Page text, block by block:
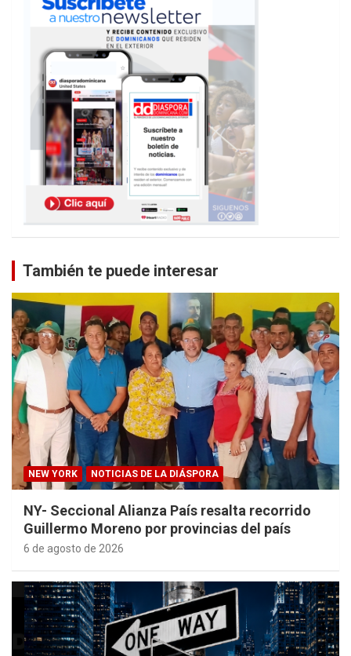
También te puede interesar
NEW YORK NOTICIAS DE LA DIÁSPORA
NY- Seccional Alianza País resalta recorrido
Guillermo Moreno por provincias del país
6 de agosto de 2026